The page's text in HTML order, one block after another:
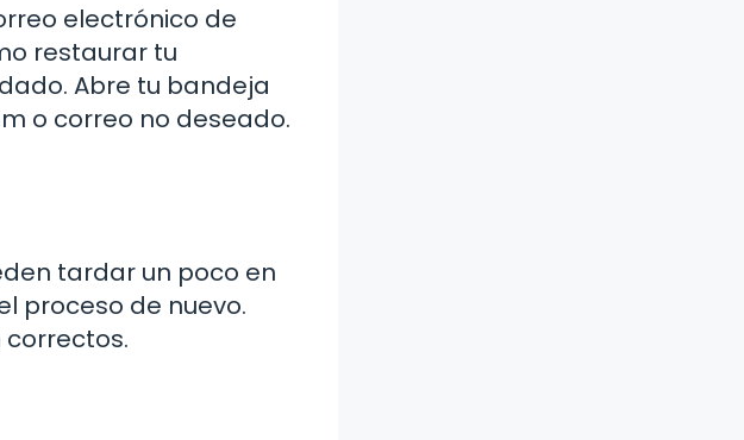
electrónico de
restaurar tu
Abre tu bandeja
o correo no deseado.
tardar un poco en
proceso de nuevo.